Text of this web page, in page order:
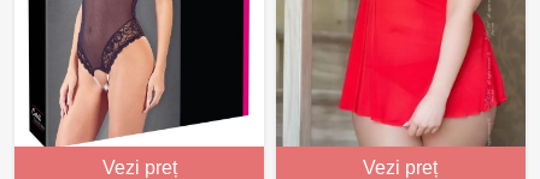
Vezi preț Vezi preț